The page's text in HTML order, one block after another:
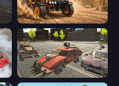
Deadly Rally
Battle Cars 3D